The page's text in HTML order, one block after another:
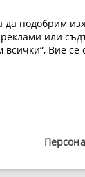
1309 София,
да подобрим
или
Вие се